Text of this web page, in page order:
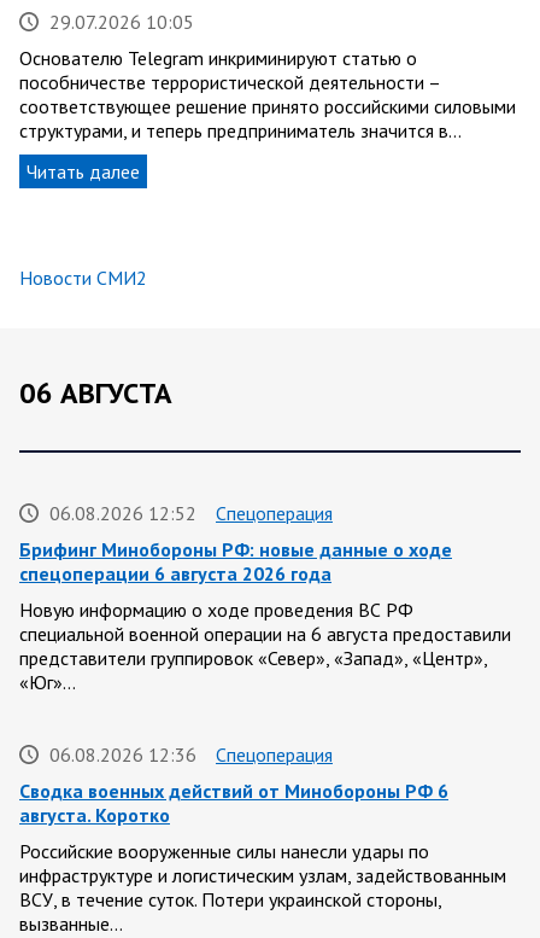
29.07.2026 10:05
Основателю Telegram инкриминируют статью о
пособничестве террористической деятельности –
соответствующее решение принято российскими силовыми
структурами, и теперь предприниматель значится в…
Читать далее
Новости СМИ2
06 АВГУСТА
06.08.2026 12:52
Спецоперация
Брифинг Минобороны РФ: новые данные о ходе
спецоперации 6 августа 2026 года
Новую информацию о ходе проведения ВС РФ
специальной военной операции на 6 августа предоставили
представители группировок «Север», «Запад», «Центр»,
«Юг»…
06.08.2026 12:36
Спецоперация
Сводка военных действий от Минобороны РФ 6
августа. Коротко
Российские вооруженные силы нанесли удары по
инфраструктуре и логистическим узлам, задействованным
ВСУ, в течение суток. Потери украинской стороны,
вызванные…